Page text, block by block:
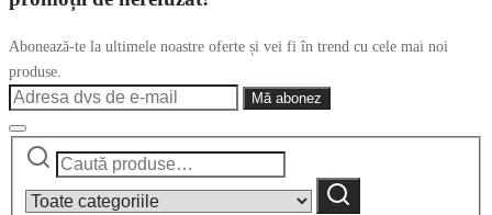
Abonează-te la ultimele noastre oferte și vei fi în trend cu cele mai noi
produse.
Caută
category:
Caută